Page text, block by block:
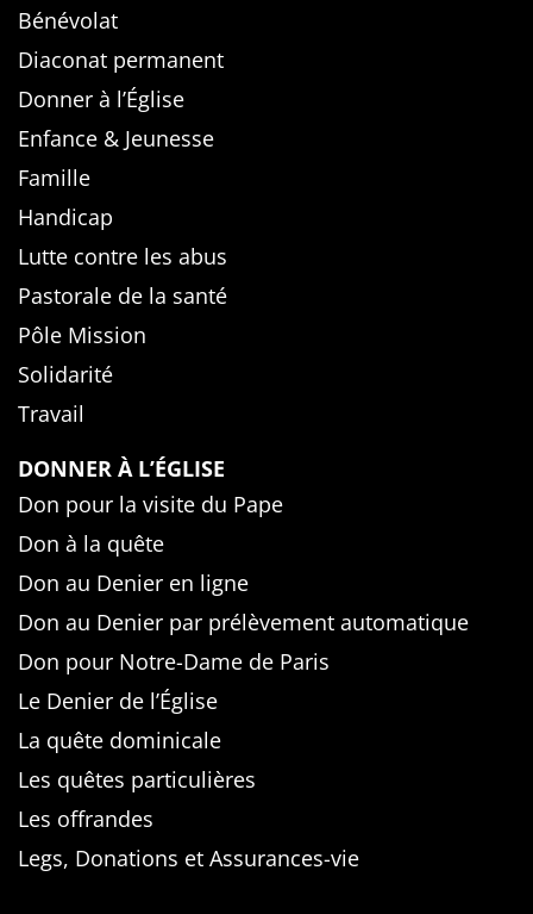
Bénévolat
Diaconat permanent
Donner à l’Église
Enfance & Jeunesse
Famille
Handicap
Lutte contre les abus
Pastorale de la santé
Pôle Mission
Solidarité
Travail
DONNER À L’ÉGLISE
Don pour la visite du Pape
Don à la quête
Don au Denier en ligne
Don au Denier par prélèvement automatique
Don pour Notre-Dame de Paris
Le Denier de l’Église
La quête dominicale
Les quêtes particulières
Les offrandes
Legs, Donations et Assurances-vie